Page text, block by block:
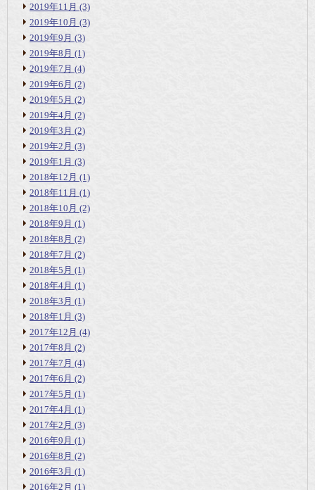
2019年11月 (3)
2019年10月 (3)
2019年9月 (3)
2019年8月 (1)
2019年7月 (4)
2019年6月 (2)
2019年5月 (2)
2019年4月 (2)
2019年3月 (2)
2019年2月 (3)
2019年1月 (3)
2018年12月 (1)
2018年11月 (1)
2018年10月 (2)
2018年9月 (1)
2018年8月 (2)
2018年7月 (2)
2018年5月 (1)
2018年4月 (1)
2018年3月 (1)
2018年1月 (3)
2017年12月 (4)
2017年8月 (2)
2017年7月 (4)
2017年6月 (2)
2017年5月 (1)
2017年4月 (1)
2017年2月 (3)
2016年9月 (1)
2016年8月 (2)
2016年3月 (1)
2016年2月 (1)